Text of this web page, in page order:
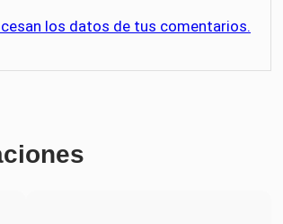
los datos de tus comentarios.